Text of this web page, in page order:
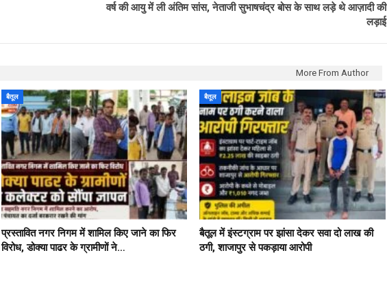
वर्ष की आयु में ली अंतिम सांस, नेताजी सुभाषचंद्र बोस के साथ लड़े थे आज़ादी की
लड़ाई
More From Author
बैतूल
प्रस्तावित नगर निगम में शामिल किए जाने का फिर
विरोध, डोक्या पाढर के ग्रामीणों ने…
बैतूल
बैतूल में इंस्टग्राम पर झांसा देकर सवा दो लाख की
ठगी, शाजापुर से पकड़ाया आरोपी